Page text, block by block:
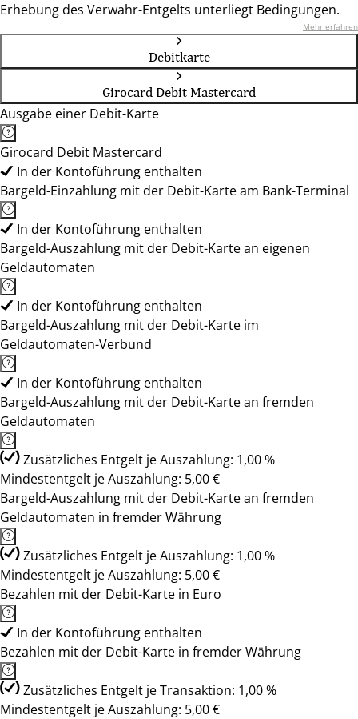
Erhebung des Verwahr-Entgelts unterliegt Bedingungen.
Mehr erfahren
Debitkarte
Girocard Debit Mastercard
Ausgabe einer Debit-Karte
Girocard Debit Mastercard
In der Kontoführung enthalten
Bargeld-Einzahlung mit der Debit-Karte am Bank-Terminal
In der Kontoführung enthalten
Bargeld-Auszahlung mit der Debit-Karte an eigenen
Geldautomaten
In der Kontoführung enthalten
Bargeld-Auszahlung mit der Debit-Karte im
Geldautomaten-Verbund
In der Kontoführung enthalten
Bargeld-Auszahlung mit der Debit-Karte an fremden
Geldautomaten
Zusätzliches Entgelt je Auszahlung: 1,00 %
Mindestentgelt je Auszahlung: 5,00 €
Bargeld-Auszahlung mit der Debit-Karte an fremden
Geldautomaten in fremder Währung
Zusätzliches Entgelt je Auszahlung: 1,00 %
Mindestentgelt je Auszahlung: 5,00 €
Bezahlen mit der Debit-Karte in Euro
In der Kontoführung enthalten
Bezahlen mit der Debit-Karte in fremder Währung
Zusätzliches Entgelt je Transaktion: 1,00 %
Mindestentgelt je Auszahlung: 5,00 €